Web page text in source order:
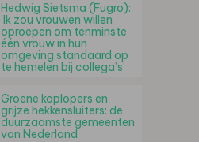
Hedwig Sietsma (Fugro):
‘Ik zou vrouwen willen
oproepen om tenminste
één vrouw in hun
omgeving standaard op
te hemelen bij collega’s’
Groene koplopers en
grijze hekkensluiters: de
duurzaamste gemeenten
van Nederland